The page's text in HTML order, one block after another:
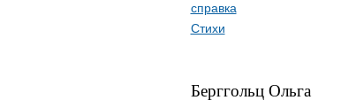
справка
Стихи
Берггольц Ольга